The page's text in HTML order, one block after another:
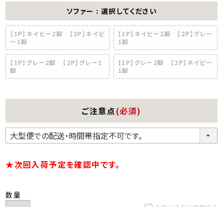
ソファー 選択してください
【1P】ネイビー2脚 【2P】ネイビ
ー1脚
【1P】ネイビー2脚 【2P】グレー
1脚
【1P】グレー2脚 【2P】グレー1
脚
【1P】グレー2脚 【2P】ネイビー
1脚
ご注意点 (必須)
★次回入荷予定を確認中です。